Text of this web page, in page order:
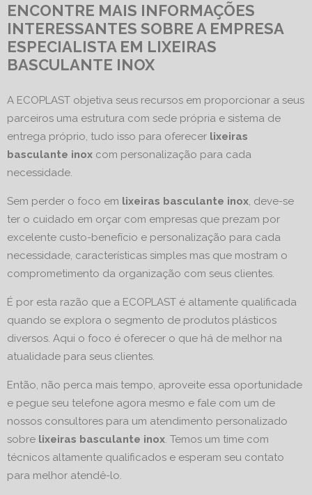
ENCONTRE MAIS INFORMAÇÕES
INTERESSANTES SOBRE A EMPRESA
ESPECIALISTA EM LIXEIRAS
BASCULANTE INOX
A ECOPLAST objetiva seus recursos em proporcionar a seus
parceiros uma estrutura com sede própria e sistema de
entrega próprio, tudo isso para oferecer lixeiras
basculante inox com personalização para cada
necessidade.
Sem perder o foco em lixeiras basculante inox, deve-se
ter o cuidado em orçar com empresas que prezam por
excelente custo-benefício e personalização para cada
necessidade, características simples mas que mostram o
comprometimento da organização com seus clientes.
É por esta razão que a ECOPLAST é altamente qualificada
quando se explora o segmento de produtos plásticos
diversos. Aqui o foco é oferecer o que há de melhor na
atualidade para seus clientes.
Então, não perca mais tempo, aproveite essa oportunidade
e pegue seu telefone agora mesmo e fale com um de
nossos consultores para um atendimento personalizado
sobre lixeiras basculante inox. Temos um time com
técnicos altamente qualificados e esperam seu contato
para melhor atendê-lo.